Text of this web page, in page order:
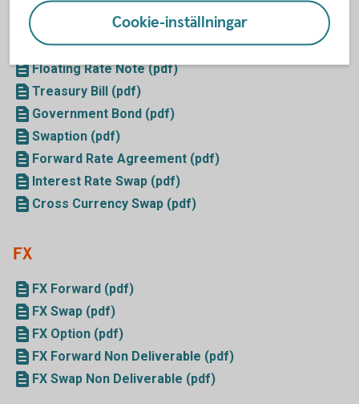
Credits & Fixed Income
Floating Rate Note (pdf)
Treasury Bill (pdf)
Government Bond (pdf)
Swaption (pdf)
Forward Rate Agreement (pdf)
Interest Rate Swap (pdf)
Cross Currency Swap (pdf)
FX
FX Forward (pdf)
FX Swap (pdf)
FX Option (pdf)
FX Forward Non Deliverable (pdf)
FX Swap Non Deliverable (pdf)
Cookie-inställningar